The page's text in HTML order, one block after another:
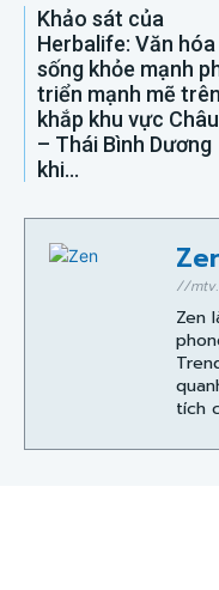
Khảo sát của
Herbalife: Văn hóa
sống khỏe mạnh
triển mạnh mẽ trên
khắp khu vực
– Thái Bình Dương
khi...
//
Zen
tích